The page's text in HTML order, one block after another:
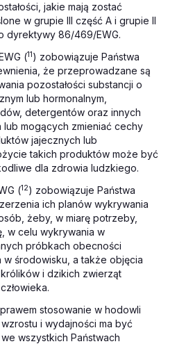
jakie mają zostać
w grupie III część A i grupie II
dyrektywy 86/469/EWG.
(11) zobowiązuje Państwa
że przeprowadzane są
pozostałości substancji o
lub hormonalnym,
detergentów oraz innych
lub mogących zmieniać cechy
jajecznych lub
takich produktów może być
dla zdrowia ludzkiego.
(12) zobowiązuje Państwa
ich planów wykrywania
żeby, w miarę potrzeby,
w celu wykrywania w
próbkach obecności
w środowisku, a także objęcia
i dzikich zwierząt
stosowanie w hodowli
i wydajności ma być
wszystkich Państwach